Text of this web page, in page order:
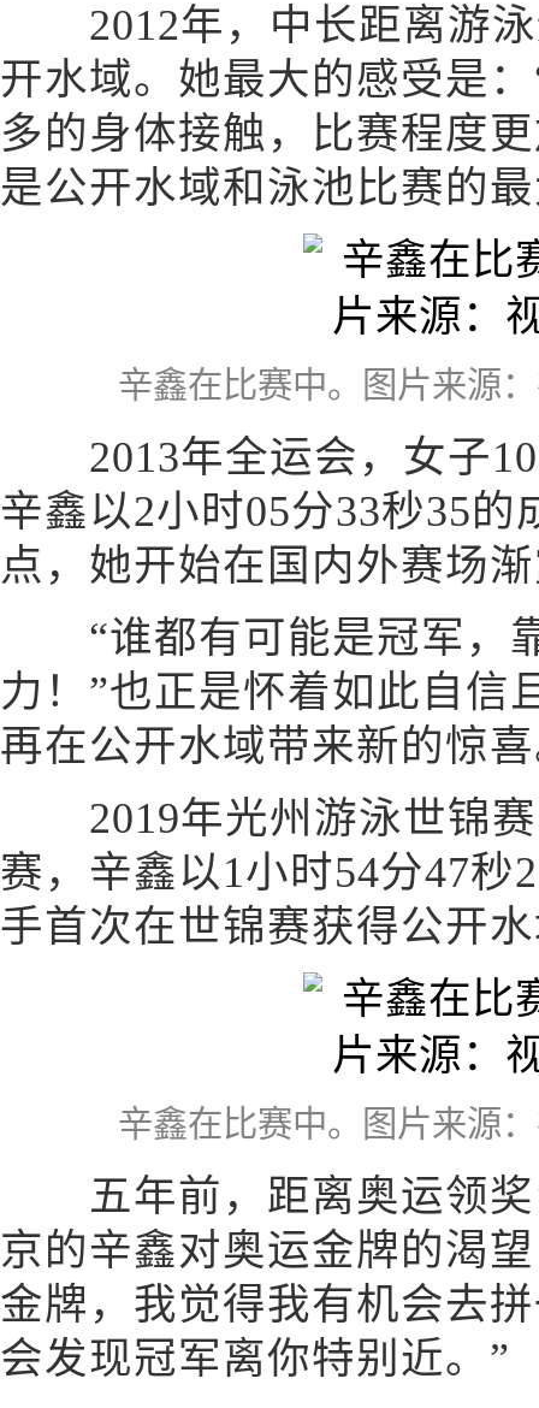
2012年，中长距离游泳
开水域。她最大的感受是
多的身体接触，比赛程度
是公开水域和泳池比赛的
辛鑫在比赛中。图片来源
2013年全运会，女子10
辛鑫以2小时05分33秒35
点，她开始在国内外赛场
“谁都有可能是冠军，
力！”也正是怀着如此自信
再在公开水域带来新的惊
2019年光州游泳世锦赛
赛，辛鑫以1小时54分47秒
手首次在世锦赛获得公开
辛鑫在比赛中。图片来源
五年前，距离奥运领奖
京的辛鑫对奥运金牌的渴
金牌，我觉得我有机会去
会发现冠军离你特别近。”